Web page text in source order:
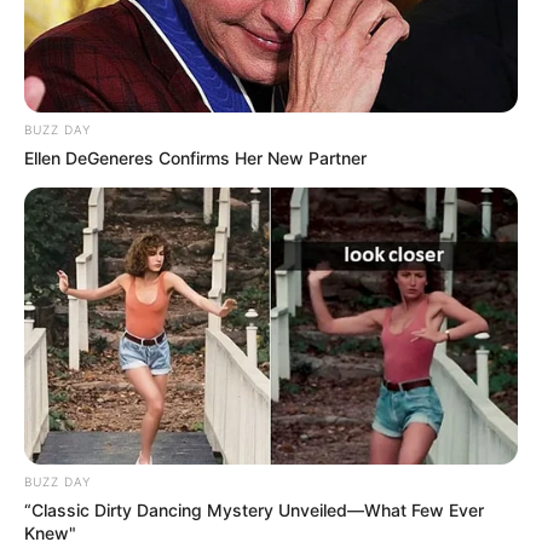
Freepik
Imagen de referencia, hombre acusado de abusador
sexual de menores fue capturado
Por:Alirio García García
Noviembre 2, 2024
BUZZ DAY
Ellen DeGeneres Confirms Her New Partner
BUZZ DAY
“Classic Dirty Dancing Mystery Unveiled—What Few Ever
Knew"